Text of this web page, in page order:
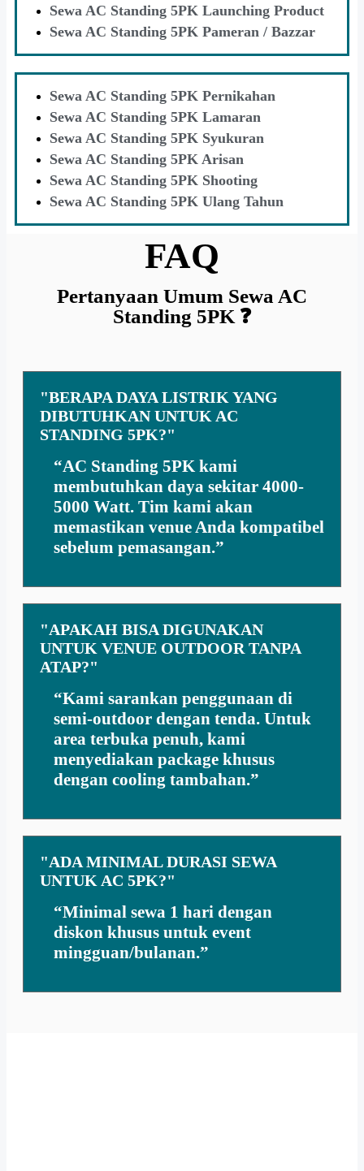
Sewa AC Standing 5PK Launching Product
Sewa AC Standing 5PK Pameran / Bazzar
Sewa AC Standing 5PK Pernikahan
Sewa AC Standing 5PK Lamaran
Sewa AC Standing 5PK Syukuran
Sewa AC Standing 5PK Arisan
Sewa AC Standing 5PK Shooting
Sewa AC Standing 5PK Ulang Tahun
FAQ
Pertanyaan Umum Sewa AC
Standing 5PK ❓
"BERAPA DAYA LISTRIK YANG
DIBUTUHKAN UNTUK AC
STANDING 5PK?"
“AC Standing 5PK kami
membutuhkan daya sekitar 4000-
5000 Watt. Tim kami akan
memastikan venue Anda kompatibel
sebelum pemasangan.”
"APAKAH BISA DIGUNAKAN
UNTUK VENUE OUTDOOR TANPA
ATAP?"
“Kami sarankan penggunaan di
semi-outdoor dengan tenda. Untuk
area terbuka penuh, kami
menyediakan package khusus
dengan cooling tambahan.”
"ADA MINIMAL DURASI SEWA
UNTUK AC 5PK?"
“Minimal sewa 1 hari dengan
diskon khusus untuk event
mingguan/bulanan.”